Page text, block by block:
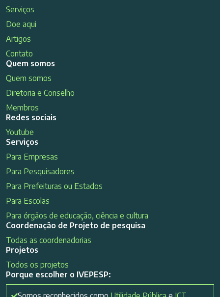
Serviços
Doe aqui
Artigos
Contato
Quem somos
Quem somos
Diretoria e Conselho
Membros
Redes sociais
Youtube
Serviços
Para Empresas
Para Pesquisadores
Para Prefeituras ou Estados
Para Escolas
Para órgãos de educação, ciência e cultura
Coordenação de Projeto de pesquisa
Todas as coordenadorias
Projetos
Todos os projetos
Porque escolher o IVEPESP: